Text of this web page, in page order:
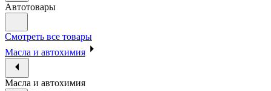
Автотовары
Смотреть все товары
Масла и автохимия
Масла и автохимия